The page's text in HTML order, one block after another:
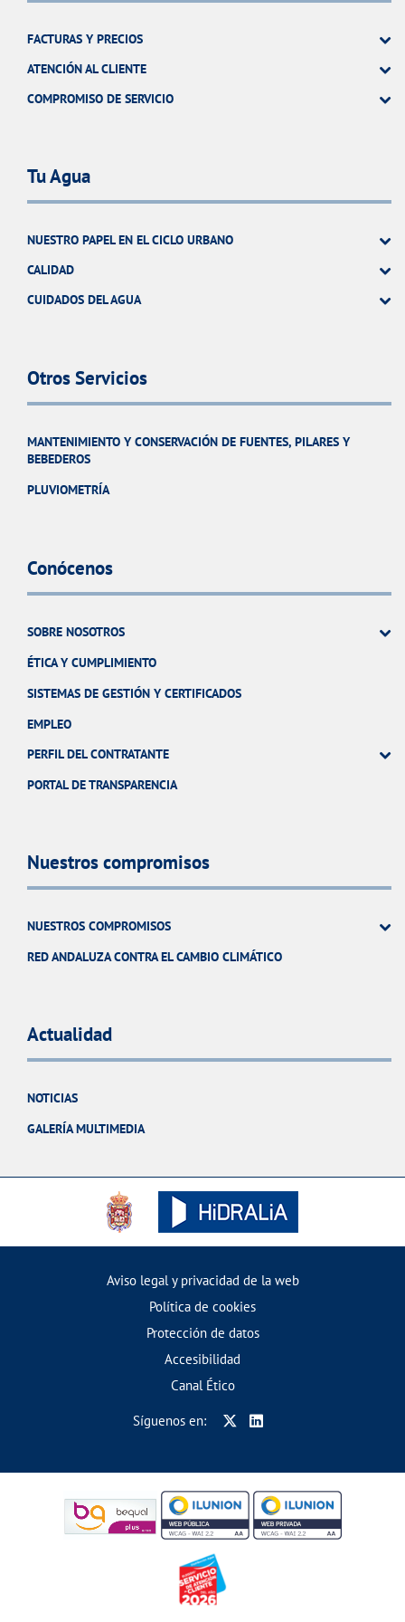
FACTURAS Y PRECIOS
ATENCIÓN AL CLIENTE
COMPROMISO DE SERVICIO
Tu Agua
NUESTRO PAPEL EN EL CICLO URBANO
CALIDAD
CUIDADOS DEL AGUA
Otros Servicios
MANTENIMIENTO Y CONSERVACIÓN DE FUENTES, PILARES Y
BEBEDEROS
PLUVIOMETRÍA
Conócenos
SOBRE NOSOTROS
ÉTICA Y CUMPLIMIENTO
SISTEMAS DE GESTIÓN Y CERTIFICADOS
EMPLEO
PERFIL DEL CONTRATANTE
PORTAL DE TRANSPARENCIA
Nuestros compromisos
NUESTROS COMPROMISOS
RED ANDALUZA CONTRA EL CAMBIO CLIMÁTICO
Actualidad
NOTICIAS
GALERÍA MULTIMEDIA
Aviso legal y privacidad de la web
Política de cookies
Protección de datos
Accesibilidad
Canal Ético
Síguenos en: